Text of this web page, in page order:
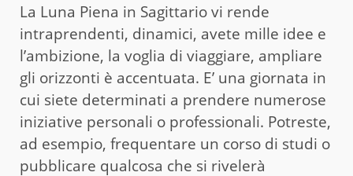
La Luna Piena in Sagittario vi rende
intraprendenti, dinamici, avete mille idee e
l’ambizione, la voglia di viaggiare, ampliare
gli orizzonti è accentuata. E’ una giornata in
cui siete determinati a prendere numerose
iniziative personali o professionali. Potreste,
ad esempio, frequentare un corso di studi o
pubblicare qualcosa che si rivelerà